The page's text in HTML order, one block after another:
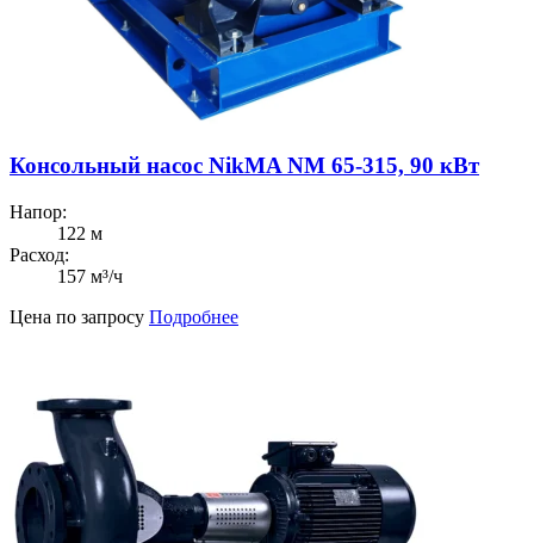
Консольный насос NikMA NM 65-315, 90 кВт
Напор:
122 м
Расход:
157 м³/ч
Цена по запросу Подробнее